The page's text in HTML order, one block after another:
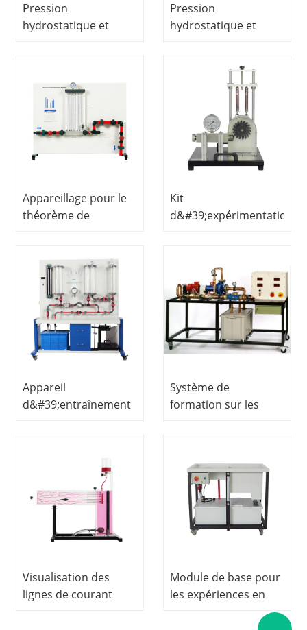
Pression
hydrostatique et
ingénierie des fluides,
matériel didactique,
matériel pédagogique
Pression
hydrostatique et
expérimental en
ingénierie des fluides,
matériel didactique,
matériel pédagogique
Appareillage pour le
théorème de
expérimental
d&#39;ingénierie,
matériel didactique,
matériel pédagogique
Kit
d&#39;expérimentation
en génie des fluides -
Matériel pédagogique
- Matériel de
formation
professionnelle
Appareil
d&#39;entraînement
d&#39;hydrodynamique,
matériel didactique,
équipement de
professionnelle
Système de
formation sur les
laboratoire
d&#39;hydrodynamique,
matériel pédagogique
Visualisation des
lignes de courant
Module de base pour
les expériences en